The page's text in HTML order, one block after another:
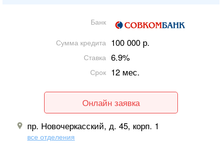
Банк
Сумма кредита 100 000 р.
Ставка 6.9%
Срок 12 мес.
Онлайн заявка
пр. Новочеркасский, д. 45, корп. 1
все отделения